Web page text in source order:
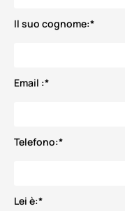
Il suo cognome:*
Email :*
Telefono:*
Lei è:*